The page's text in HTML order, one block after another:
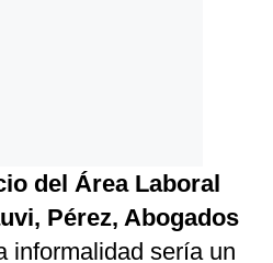
del Área Laboral
Pérez, Abogados
informalidad sería un